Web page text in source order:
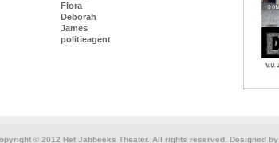
Flora
Deborah
James
politieagent
© 2012 Het Jabbeeks Theater. All rights reserved. Designed by